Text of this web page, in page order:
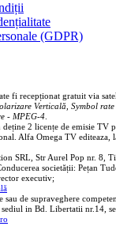
(GDPR)
fi recepționat gratuit via
Verticală, Symbol
- MPEG-4
2 licențe de emisie TV
Alfa Omega TV editeaza,
SRL, Str Aurel Pop nr. 8,
societății: Pețan
executiv;
sau de supraveghere
in Bd. Libertatii nr.14,